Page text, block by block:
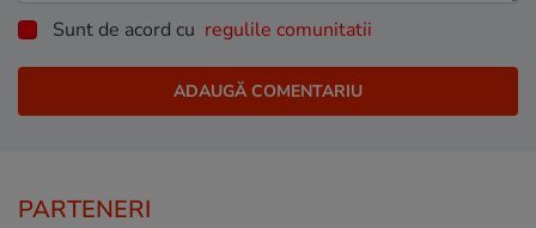
Sunt de acord cu regulile comunitatii
PARTENERI